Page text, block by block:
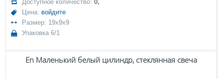
Доступное количество:0,
Цена: войдите
Размер: 19x9x9
Упаковка 6/1
En Маленький белый цилиндр, стеклянная свеча